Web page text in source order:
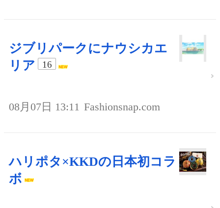
ジブリパークにナウシカエ
リア
16
08月07日 13:11 Fashionsnap.com
ハリポタ×KKDの日本初コラ
ボ